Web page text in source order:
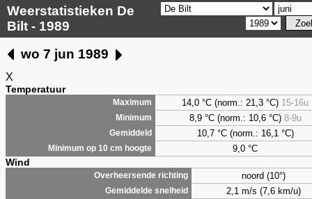
Weerstatistieken De
Bilt - 1989
wo 7 jun 1989
X
Temperatuur
Maximum 14,0 °C (norm.: 21,3 °C) 15-16u
Minimum 8,9°C (norm.: 10,6 °C) 8-9u
Gemiddeld 10,7 °C (norm.: 16,1 °C)
Minimum op 10 cm hoogte 9,0 °C
Wind
Overheersende richting noord (10°)
Gemiddelde snelheid 2,1 m/s (7,6 km/u)